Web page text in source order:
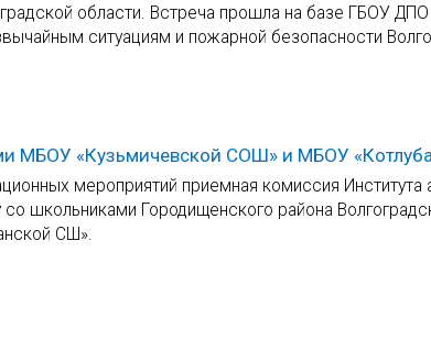
области. Встреча прошла на базе ГБОУ
ситуациям и пожарной безопасности
МБОУ «Кузьмичевской СОШ» и МБОУ
мероприятий приемная комиссия Института
школьниками Городищенского района
СШ».